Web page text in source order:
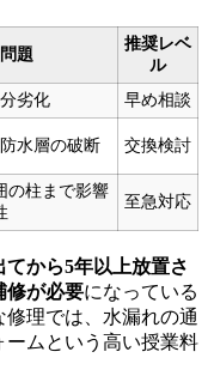
題
推奨レベ
ル
劣化
早め相談
水層の破断 交換検討
の柱まで影響
至急対応
てから5年以上放置さ
修が必要になっている
理では、水漏れの通
ームという高い授業料